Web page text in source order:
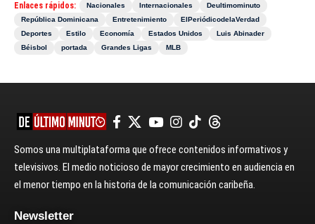
Enlaces rápidos: Nacionales Internacionales
Deultimominuto
República Dominicana
Entretenimiento
ElPeriódicodelaVerdad
Deportes
Estilo Economía Estados Unidos
Luis Abinader
Béisbol
portada Grandes Ligas MLB
Somos una multiplataforma que ofrece contenidos informativos y
televisivos. El medio noticioso de mayor crecimiento en audiencia en
el menor tiempo en la historia de la comunicación caribeña.
Newsletter